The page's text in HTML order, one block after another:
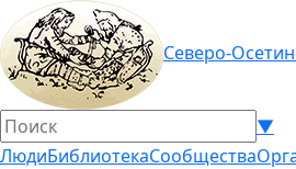
Северо-
▼
ЛюдиБиблиотекаСообщества